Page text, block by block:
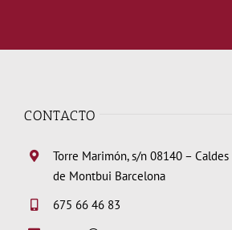
CONTACTO
Torre Marimón, s/n 08140 – Caldes
de Montbui Barcelona
675 66 46 83